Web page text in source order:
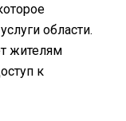
области.
жителям
к